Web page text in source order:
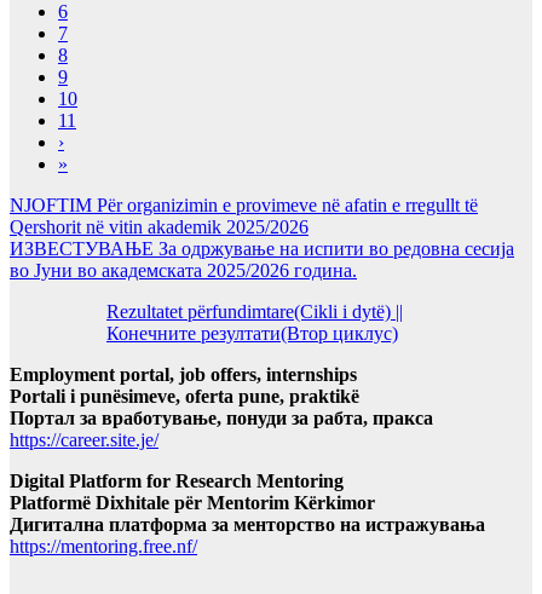
6
7
8
9
10
11
›
»
NJOFTIM Për organizimin e provimeve në afatin e rregullt të
Qershorit në vitin akademik 2025/2026
ИЗВЕСТУВАЊЕ За одржување на испити во редовна сесија
во Јуни во академската 2025/2026 година.
Rezultatet përfundimtare(Cikli i dytë) ||
Конечните резултати(Втор циклус)
Employment portal, job offers, internships
Portali i punësimeve, oferta pune, praktikë
Портал за вработување, понуди за рабта, пракса
https://career.site.je/
Digital Platform for Research Mentoring
Platformë Dixhitale për Mentorim Kërkimor
Дигитална платформа за менторство на истражувања
https://mentoring.free.nf/